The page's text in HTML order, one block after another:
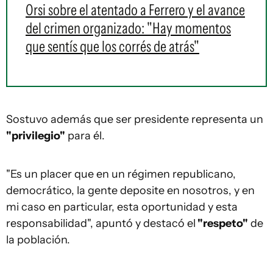
Orsi sobre el atentado a Ferrero y el avance
del crimen organizado: "Hay momentos
que sentís que los corrés de atrás"
Sostuvo además que ser presidente representa un
"privilegio" para él.
"Es un placer que en un régimen republicano,
democrático, la gente deposite en nosotros, y en
mi caso en particular, esta oportunidad y esta
responsabilidad", apuntó y destacó el "respeto" de
la población.